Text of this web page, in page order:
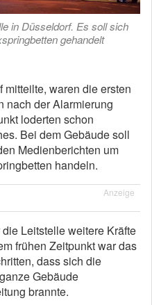
in Düsseldorf. Es soll sich
gehandelt
waren die ersten
nach der Alarmierung
loderten schon
Bei dem Gebäude soll
Medienberichten um
handeln.
Anzeige
Leitstelle weitere Kräfte
frühen Zeitpunkt war das
dass sich die
Gebäude
brannte.